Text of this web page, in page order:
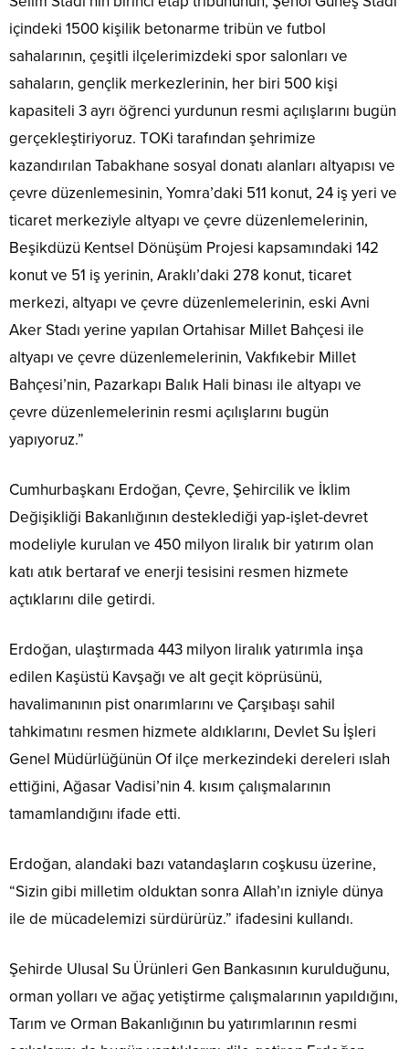
içindeki 1500 kişilik betonarme tribün ve futbol
sahalarının, çeşitli ilçelerimizdeki spor salonları ve
sahaların, gençlik merkezlerinin, her biri 500 kişi
kapasiteli 3 ayrı öğrenci yurdunun resmi açılışlarını bugün
gerçekleştiriyoruz. TOKi tarafından şehrimize
kazandırılan Tabakhane sosyal donatı alanları altyapısı ve
çevre düzenlemesinin, Yomra’daki 511 konut, 24 iş yeri ve
ticaret merkeziyle altyapı ve çevre düzenlemelerinin,
Beşikdüzü Kentsel Dönüşüm Projesi kapsamındaki 142
konut ve 51 iş yerinin, Araklı’daki 278 konut, ticaret
merkezi, altyapı ve çevre düzenlemelerinin, eski Avni
Aker Stadı yerine yapılan Ortahisar Millet Bahçesi ile
altyapı ve çevre düzenlemelerinin, Vakfıkebir Millet
Bahçesi’nin, Pazarkapı Balık Hali binası ile altyapı ve
çevre düzenlemelerinin resmi açılışlarını bugün
yapıyoruz.”
Cumhurbaşkanı Erdoğan, Çevre, Şehircilik ve İklim
Değişikliği Bakanlığının desteklediği yap-işlet-devret
modeliyle kurulan ve 450 milyon liralık bir yatırım olan
katı atık bertaraf ve enerji tesisini resmen hizmete
açtıklarını dile getirdi.
Erdoğan, ulaştırmada 443 milyon liralık yatırımla inşa
edilen Kaşüstü Kavşağı ve alt geçit köprüsünü,
havalimanının pist onarımlarını ve Çarşıbaşı sahil
tahkimatını resmen hizmete aldıklarını, Devlet Su İşleri
Genel Müdürlüğünün Of ilçe merkezindeki dereleri ıslah
ettiğini, Ağasar Vadisi’nin 4. kısım çalışmalarının
tamamlandığını ifade etti.
Erdoğan, alandaki bazı vatandaşların coşkusu üzerine,
“Sizin gibi milletim olduktan sonra Allah’ın izniyle dünya
ile de mücadelemizi sürdürürüz.” ifadesini kullandı.
Şehirde Ulusal Su Ürünleri Gen Bankasının kurulduğunu,
orman yolları ve ağaç yetiştirme çalışmalarının yapıldığını,
Tarım ve Orman Bakanlığının bu yatırımlarının resmi